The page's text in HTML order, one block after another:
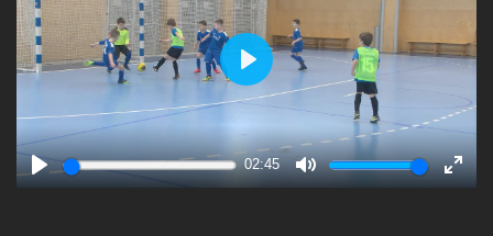
Play
02:45
Mute
Enter
Play